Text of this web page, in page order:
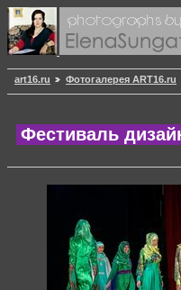
art16.ru Фотогалерея ART16.ru
Фестиваль